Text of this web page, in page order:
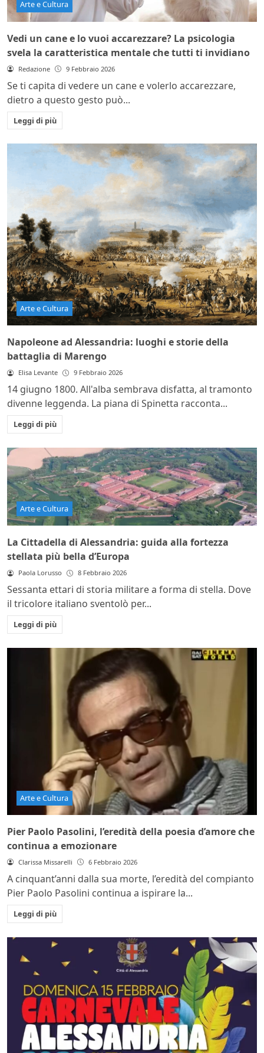
Arte e Cultura
Vedi un cane e lo vuoi accarezzare? La psicologia
svela la caratteristica mentale che tutti ti invidiano
Redazione 9 Febbraio 2026
Se ti capita di vedere un cane e volerlo accarezzare,
dietro a questo gesto può...
Leggi di più
Arte e Cultura
Napoleone ad Alessandria: luoghi e storie della
battaglia di Marengo
Elisa Levante 9 Febbraio 2026
14 giugno 1800. All'alba sembrava disfatta, al tramonto
divenne leggenda. La piana di Spinetta racconta...
Leggi di più
Arte e Cultura
La Cittadella di Alessandria: guida alla fortezza
stellata più bella d’Europa
Paola Lorusso 8 Febbraio 2026
Sessanta ettari di storia militare a forma di stella. Dove
il tricolore italiano sventolò per...
Leggi di più
Arte e Cultura
Pier Paolo Pasolini, l’eredità della poesia d’amore che
continua a emozionare
Clarissa Missarelli 6 Febbraio 2026
A cinquant’anni dalla sua morte, l’eredità del compianto
Pier Paolo Pasolini continua a ispirare la...
Leggi di più